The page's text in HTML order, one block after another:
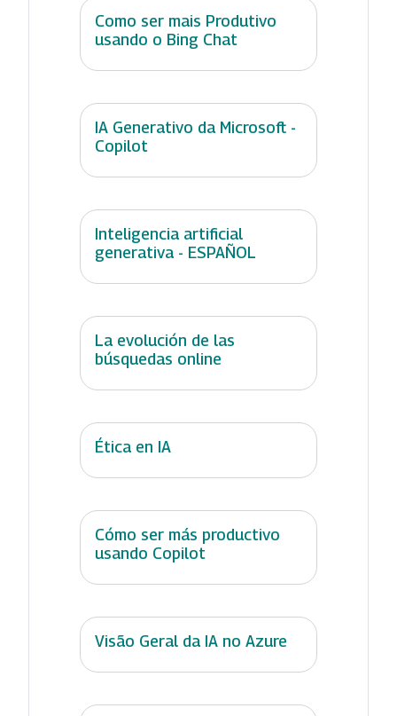
Como ser mais Produtivo
usando o Bing Chat
IA Generativo da Microsoft -
Copilot
Inteligencia artificial
generativa - ESPAÑOL
La evolución de las
búsquedas online
Ética en IA
Cómo ser más productivo
usando Copilot
Visão Geral da IA no Azure